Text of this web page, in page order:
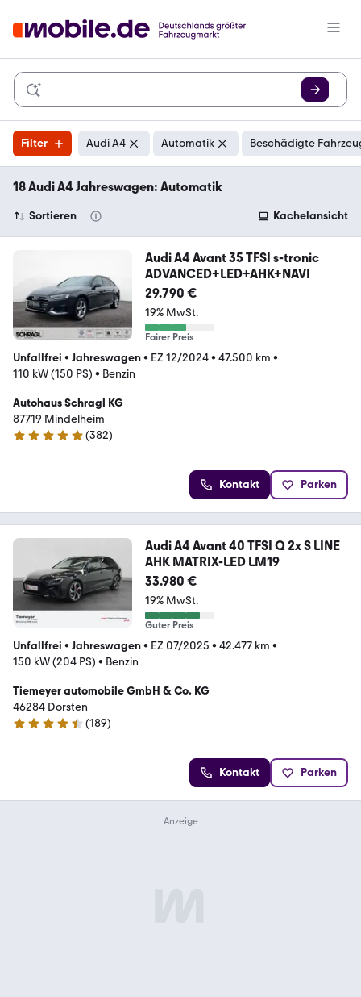
Filter Audi A4 Automatik Beschädigte
18 Audi A4 Jahreswagen: Automatik
Sortieren Kachelansicht
Audi A4 Avant 35 TFSI s-tronic
ADVANCED+LED+AHK+NAVI
29.790 €
19% MwSt.
Fairer Preis
Unfallfrei • Jahreswagen• EZ 12/2024• 47.500 km •
110 kW (150 PS) • Benzin
Autohaus Schragl KG
87719 Mindelheim
5 Sterne
(382)
Kontakt Parken
Audi A4 Avant 40 TFSI Q 2x S LINE
AHK MATRIX-LED LM19
33.980 €
19% MwSt.
Guter Preis
Unfallfrei • Jahreswagen• EZ 07/2025 • 42.477 km •
150 kW (204 PS) • Benzin
Tiemeyer automobile GmbH & Co. KG
46284 Dorsten
4.5 Sterne
(189)
Kontakt Parken